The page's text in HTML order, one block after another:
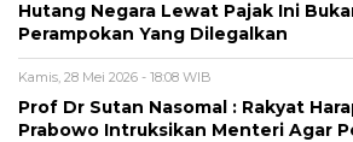
Hutang Negara Lewat Pajak Ini
Perampokan Yang Dilegalkan
Kamis, 28 Mei 2026 - 18:08 WIB
Prof Dr Sutan Nasomal : Rakyat
Prabowo Intruksikan Menteri Agar